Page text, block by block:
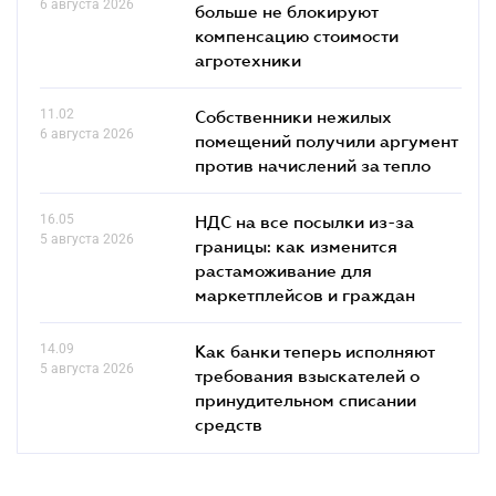
6 августа 2026
больше не блокируют
компенсацию стоимости
агротехники
11.02
6 августа 2026
Собственники нежилых
помещений получили аргумент
против начислений за тепло
16.05
5 августа 2026
НДС на все посылки из-за
границы: как изменится
растаможивание для
маркетплейсов и граждан
14.09
5 августа 2026
Как банки теперь исполняют
требования взыскателей о
принудительном списании
средств